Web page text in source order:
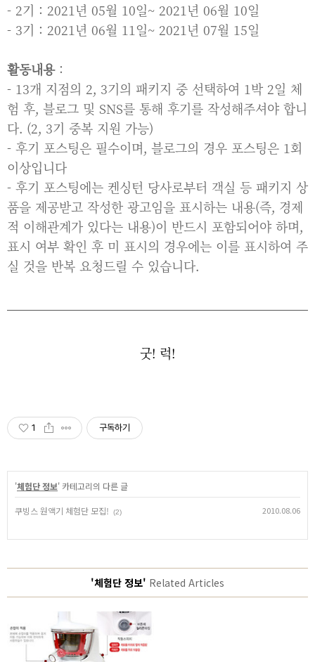
- 2기 : 2021년 05월 10일~ 2021년 06월 10일
- 3기 : 2021년 06월 11일~ 2021년 07월 15일
활동내용:
- 13개 지점의 2, 3기의 패키지 중 선택하여 1박 2일 체
험 후, 블로그 및 SNS를 통해 후기를 작성해주셔야 합니
다. (2, 3기 중복 지원 가능)
- 후기 포스팅은 필수이며, 블로그의 경우 포스팅은 1회
이상입니다
- 후기 포스팅에는 켄싱턴 당사로부터 객실 등 패키지 상
품을 제공받고 작성한 광고임을 표시하는 내용(즉, 경제
적 이해관계가 있다는 내용)이 반드시 포함되어야 하며,
표시 여부 확인 후 미 표시의 경우에는 이를 표시하여 주
실 것을 반복 요청드릴 수 있습니다.
굿! 럭!
1 구독하기
'체험단 정보' 카테고리의 다른 글
쿠빙스 원액기 체험단 모집! (2) 2010.08.06
'체험단 정보' Related Articles